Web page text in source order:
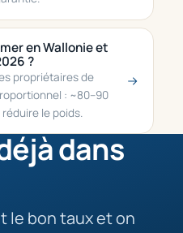
en Wallonie et
?
propriétaires de
: ~80–90
le poids.
dans
le bon taux et on